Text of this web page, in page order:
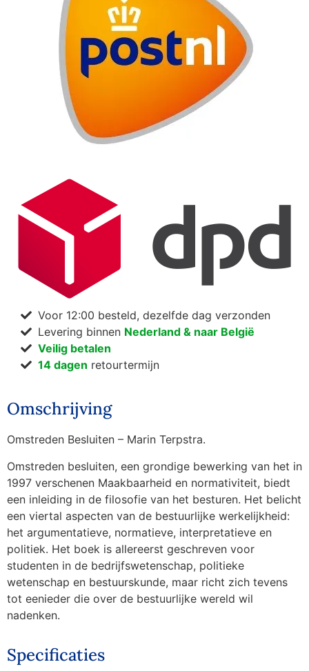
Voor 12:00 besteld, dezelfde dag verzonden
Levering binnen Nederland & naar België
Veilig betalen
14 dagen retourtermijn
Omschrijving
Omstreden Besluiten – Marin Terpstra.
Omstreden besluiten, een grondige bewerking van het in
1997 verschenen Maakbaarheid en normativiteit, biedt
een inleiding in de filosofie van het besturen. Het belicht
een viertal aspecten van de bestuurlijke werkelijkheid:
het argumentatieve, normatieve, interpretatieve en
politiek. Het boek is allereerst geschreven voor
studenten in de bedrijfswetenschap, politieke
wetenschap en bestuurskunde, maar richt zich tevens
tot eenieder die over de bestuurlijke wereld wil
nadenken.
Specificaties